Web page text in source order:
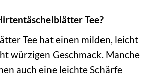
Tee?
Tee hat einen milden, leicht
würzigen Geschmack. Manche
auch eine leichte Schärfe